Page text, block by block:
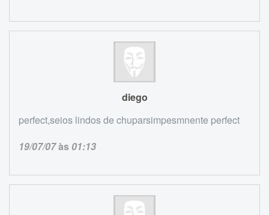
diego
perfect,seios lindos de chuparsimpesmnente perfect
19/07/07às01:13